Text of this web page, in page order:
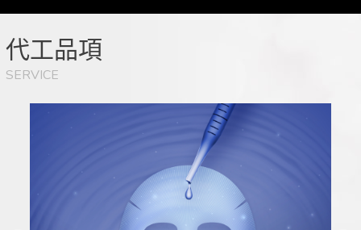
代工品項
SERVICE